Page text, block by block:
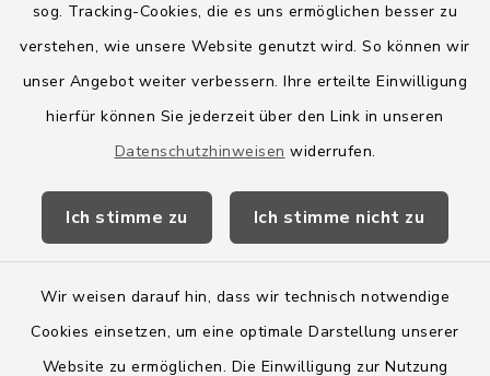
sog. Tracking-Cookies, die es uns ermöglichen besser zu
verstehen, wie unsere Website genutzt wird. So können wir
unser Angebot weiter verbessern. Ihre erteilte Einwilligung
hierfür können Sie jederzeit über den Link in unseren
Datenschutzhinweisen widerrufen.
Ich stimme zu Ich stimme nicht zu
Wir weisen darauf hin, dass wir technisch notwendige
Cookies einsetzen, um eine optimale Darstellung unserer
Website zu ermöglichen. Die Einwilligung zur Nutzung
Quicklinks
Amt Boostedt-Rickling
Amtsbroschüre
Wege-Zweckverband